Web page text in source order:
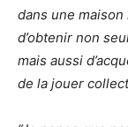
dans une
d’obtenir non
mais aussi
de la jouer